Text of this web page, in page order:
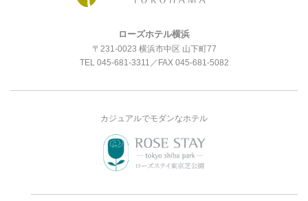
ローズホテル横浜
〒231-0023 横浜市中区 山下町77
TEL 045-681-3311 ／FAX 045-681-5082
カジュアルでモダンなホテル